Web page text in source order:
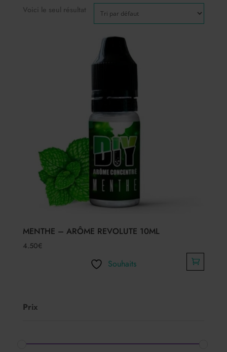
Voici le seul résultat
MENTHE – ARÔME REVOLUTE 10ML
4.50€
Souhaits
Prix